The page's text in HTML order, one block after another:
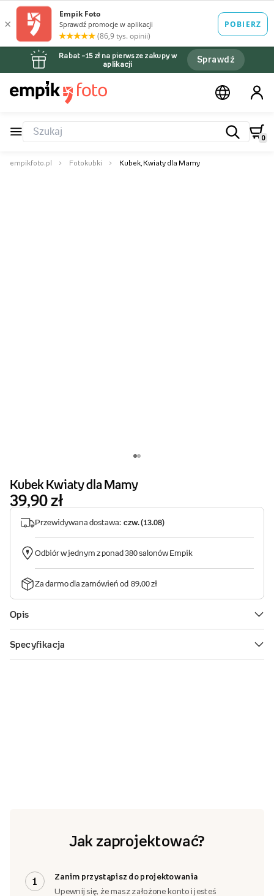
Rabat –15 zł na pierwsze zakupy w
aplikacji
Sprawdź
0
empikfoto.pl Fotokubki Kubek, Kwiaty dla Mamy
Jak zaprojektować?
1
Zanim przystąpisz do projektowania
Upewnij się, że masz założone konto i jesteś